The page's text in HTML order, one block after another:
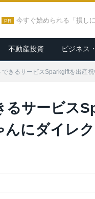
PR 今すぐ始められる「損し
不動産投資 ビジネス
できるサービスSparkgiftを出産
るサービス
にダイレ